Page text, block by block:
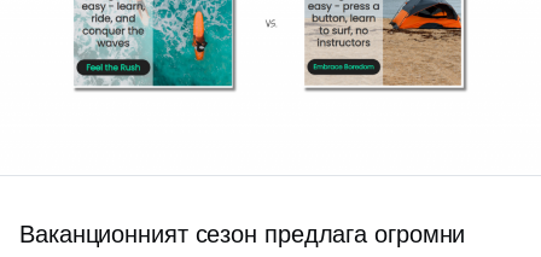
Ваканционният сезон предлага огромни